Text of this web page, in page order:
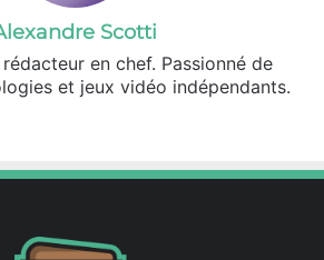
Scotti
en chef. Passionné de
et jeux vidéo indépendants.